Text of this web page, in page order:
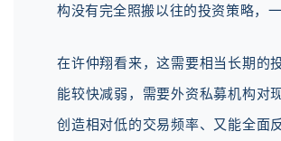
构没有完全照搬以往的投资策略，
在许仲翔看来，这需要相当长期的
能较快减弱，需要外资私募机构
创造相对低的交易频率、又能全面